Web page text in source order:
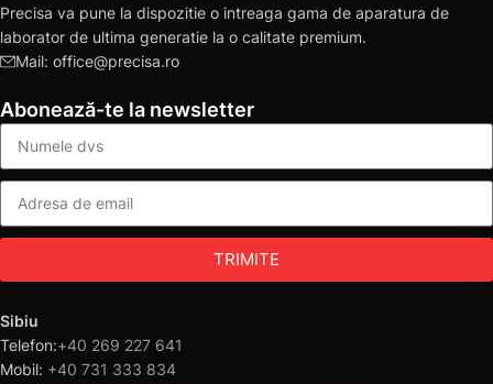
Precisa va pune la dispozitie o intreaga gama de aparatura de
laborator de ultima generatie la o calitate premium.
Mail: office@precisa.ro
Abonează-te la newsletter
TRIMITE
Sibiu
Telefon:+40 269 227 641
Mobil: +40 731 333 834